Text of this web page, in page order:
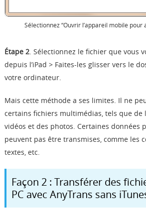
Sélectionnez “Ouvrir l’appareil mobile pour
Étape 2. Sélectionnez le fichier que vous
depuis l’iPad > Faites-les glisser vers le
votre ordinateur.
Mais cette méthode a ses limites. Il ne
certains fichiers multimédias, tels que de
vidéos et des photos. Certaines données
peuvent pas être transmises, comme les
textes, etc.
Façon 2 : Transférer des
PC avec AnyTrans sans